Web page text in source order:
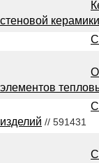
стеновой керамики
элементов
изделий // 591431